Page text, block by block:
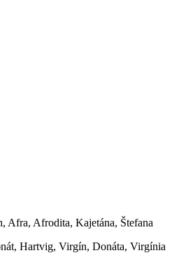
Afra, Afrodita, Kajetána, Štefana
Hartvig, Virgín, Donáta, Virgínia